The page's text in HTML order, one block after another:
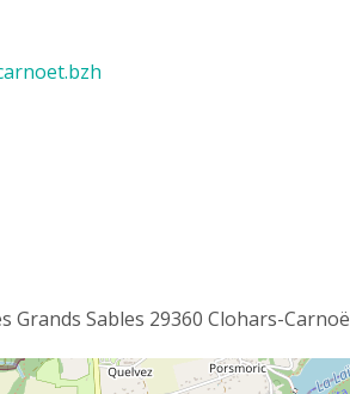
Grands Sables 29360 Clohars-